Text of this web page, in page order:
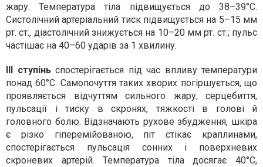
жару. Температура тіла підвищується до 38–39°С.
Систолічний артеріальний тиск підвищується на 5–15 мм
рт. ст., діастолічний знижується на 10–20 мм рт. ст.; пульс
частішає на 40–60 ударів за 1 хвилину.
ІІІ ступіньспостерігається під час впливу температури
понад 60°С. Самопочуття таких хворих погіршується, що
проявляється відчуттям сильного жару, серцебиття,
пульсації і тиску в скронях, тяжкості в голові й
головного болю. Відзначають рухове збудження, шкіра
є різко гіперемійованою, піт стікає краплинами,
спостерігається пульсація сонних і поверхневих
скроневих артерій. Температура тіла досягає 40°С,